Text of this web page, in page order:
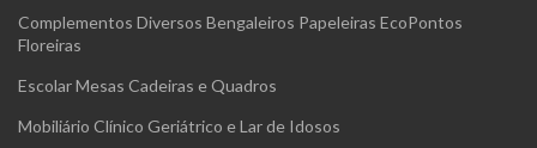
Complementos Diversos Bengaleiros Papeleiras EcoPontos
Floreiras
Escolar Mesas Cadeiras e Quadros
Mobiliário Clínico Geriátrico e Lar de Idosos